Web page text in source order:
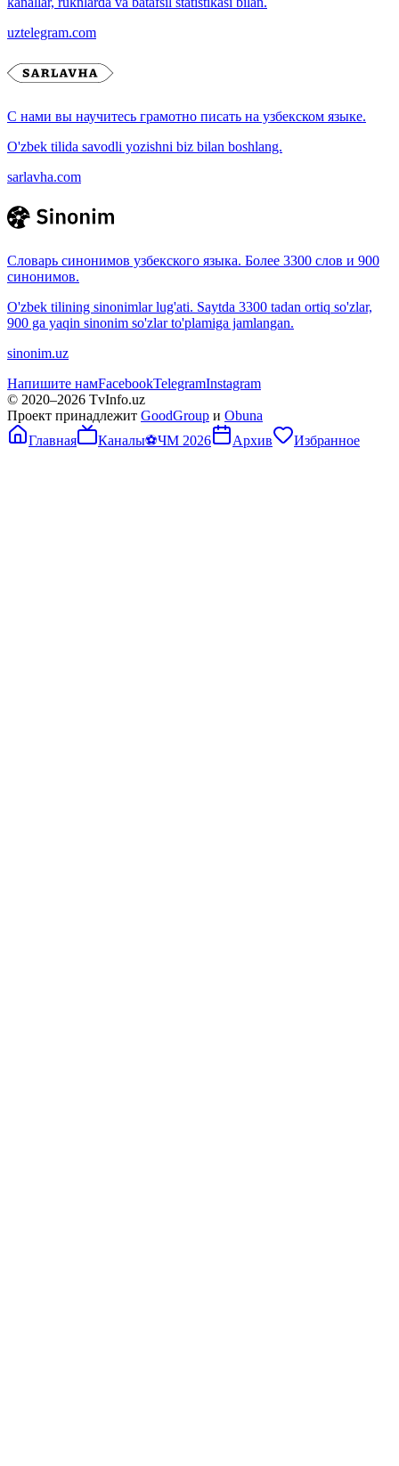
uztelegram.com
С нами вы научитесь грамотно писать на узбекском языке.
O'zbek tilida savodli yozishni biz bilan boshlang.
sarlavha.com
Словарь синонимов узбекского языка. Более 3300 слов и 900
синонимов.
O'zbek tilining sinonimlar lug'ati. Saytda 3300 tadan ortiq so'zlar,
900 ga yaqin sinonim so'zlar to'plamiga jamlangan.
sinonim.uz
Напишите намFacebookTelegramInstagram
© 2020–2026 TvInfo.uz
Проект принадлежит GoodGroup и Obuna
Главная
Каналы⚽ЧМ 2026 Архив Избранное